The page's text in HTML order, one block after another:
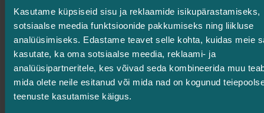
Kasutame küpsiseid sisu ja reklaamide isikupärastamiseks,
sotsiaalse meedia funktsioonide pakkumiseks ning liikluse
analüüsimiseks. Edastame teavet selle kohta, kuidas meie
kasutate, ka oma sotsiaalse meedia, reklaami- ja
analüüsipartneritele, kes võivad seda kombineerida muu
mida olete neile esitanud või mida nad on kogunud
teenuste kasutamise käigus.
Laserravi
Silmaarsti vastuvõtt
Kuiva silma OptiLight IPL-ravi
Operatsioonid